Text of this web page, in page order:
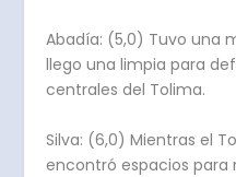
Abadía: (5,0) Tuvo una
llego una limpia para
centrales del Tolima.
Silva: (6,0) Mientras el
encontró espacios para